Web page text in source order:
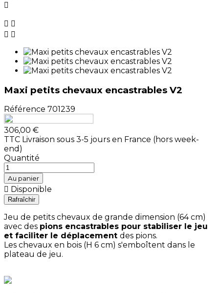

 
 
Maxi petits chevaux encastrables V2
Référence 701239
306,00 €
TTC Livraison sous 3-5 jours en France (hors week-
end)
Quantité
Au panier
 Disponible
Jeu de petits chevaux de grande dimension (64 cm)
avec des pions encastrables pour stabiliser le jeu
et faciliter le déplacement des pions.
Les chevaux en bois (H 6 cm) s'emboîtent dans le
plateau de jeu.